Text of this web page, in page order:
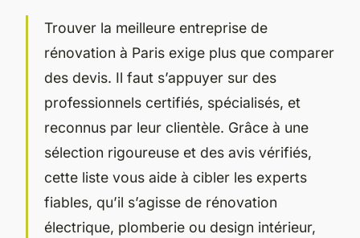
Trouver la meilleure entreprise de
rénovation à Paris exige plus que comparer
des devis. Il faut s’appuyer sur des
professionnels certifiés, spécialisés, et
reconnus par leur clientèle. Grâce à une
sélection rigoureuse et des avis vérifiés,
cette liste vous aide à cibler les experts
fiables, qu’il s’agisse de rénovation
électrique, plomberie ou design intérieur,